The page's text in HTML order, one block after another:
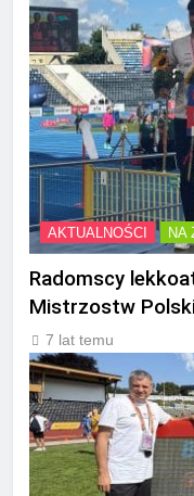
AKTUALNOŚCI NA
Radomscy
Mistrzostw
7 lat temu